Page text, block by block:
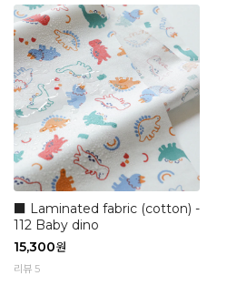
■ Laminated fabric (cotton) -
112 Baby dino
15,300원
리뷰 5